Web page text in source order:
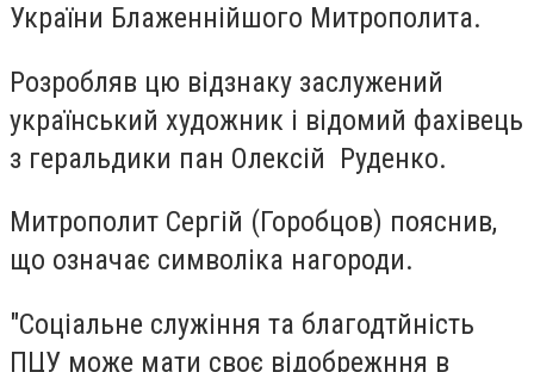
України Блаженнійшого Митрополита.
Розробляв цю відзнаку заслужений
український художник і відомий фахівець
з геральдики пан Олексій Руденко.
Митрополит Сергій (Горобцов) пояснив,
що означає символіка нагороди.
"Соціальне служіння та благодтйність
ПЦУ може мати своє відобрежння в